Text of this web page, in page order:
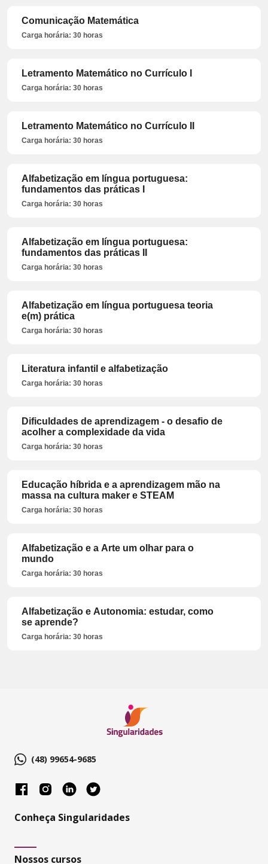
Comunicação Matemática
Carga horária: 30 horas
Letramento Matemático no Currículo I
Carga horária: 30 horas
Letramento Matemático no Currículo II
Carga horária: 30 horas
Alfabetização em língua portuguesa:
fundamentos das práticas I
Carga horária: 30 horas
Alfabetização em língua portuguesa:
fundamentos das práticas II
Carga horária: 30 horas
Alfabetização em língua portuguesa teoria
e(m) prática
Carga horária: 30 horas
Literatura infantil e alfabetização
Carga horária: 30 horas
Dificuldades de aprendizagem - o desafio de
acolher a complexidade da vida
Carga horária: 30 horas
Educação híbrida e a aprendizagem mão na
massa na cultura maker e STEAM
Carga horária: 30 horas
Alfabetização e a Arte um olhar para o
mundo
Carga horária: 30 horas
Alfabetização e Autonomia: estudar, como
se aprende?
Carga horária: 30 horas
(48) 99654-9685
Conheça Singularidades
Nossos cursos